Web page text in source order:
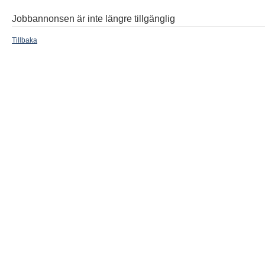
Jobbannonsen är inte längre tillgänglig
Tillbaka